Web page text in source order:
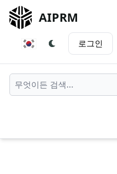
AIPRM
로그인